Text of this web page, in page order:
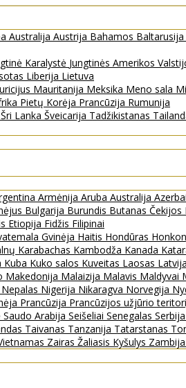
Australija Austrija Bahamos Baltarusija
Karalystė Jungtinės Amerikos
Liberija Lietuva
Mauritanija Meksika Meno sala
Pietų Korėja Prancūzija Rumunija
Šri Lanka Šveicarija Tadžikistanas
Armėnija Aruba Australija
Bulgarija Burundis Butanas Čekijos
Etiopija Fidžis Filipinai
Gvinėja Haitis Hondūras
Karabachas Kambodža Kanada
Kuba Kuko salos Kuveitas Laosas Latvija
Makedonija Malaizija Malavis Maldyvai
Nepalas Nigerija Nikaragva Norvegija
Prancūzija Prancūzijos užjūrio
Saudo Arabija Seišeliai Senegalas Serbija
Taivanas Tanzanija Tatarstanas
Zairas Žaliasis Kyšulys Zambija